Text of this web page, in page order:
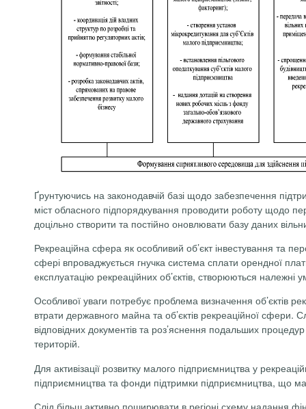
Ґрунтуючись на законодавчій базі щодо забезпечення
міст обласного підпорядкування проводити роботу щодо
доцільно створити та постійно оновлювати базу даних
Рекреаційна сфера як особливий об’єкт інвестування та
сфері впроваджується гнучка система сплати орендної
експлуатацію рекреаційних об’єктів, створюються
Особливої уваги потребує проблема визначення об’єктів
втрати державного майна та об’єктів рекреаційної сфери.
відповідних документів та роз’яснення подальших
територій.
Для активізації розвитку малого підприємництва у
підприємництва та фонди підтримки підприємництва, що
Слід більш активно поширювати в регіоні схему надання